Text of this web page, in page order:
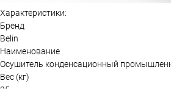
Характеристики:
Бренд
Belin
Наименование
Осушитель конденсационный
Вес (кг)